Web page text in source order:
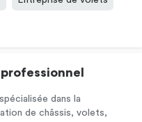
dans la
de châssis, volets,